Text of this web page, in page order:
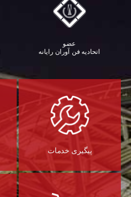
عضو
اتحادیه فن آوران رایانه
پیگیری خدمات